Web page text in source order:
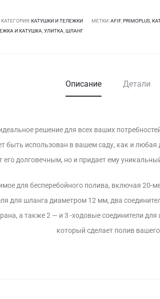
«Улитка»,
20м
КАТЕГОРИЯ: КАТУШКИ И ТЕЛЕЖКИ МЕТКИ:AFIF, PRIMOPLUS,
И КАТУШКА,УЛИТКА, ШЛАНГ
Описание Детали
решение для всех ваших
быть использован в вашем саду, как и
его долговечным, но и придает ему
для бесперебойного полива, включая 20-
для шланга диаметром 12 мм, два
а также 2 — и 3 -ходовые соединители
который сделает полив